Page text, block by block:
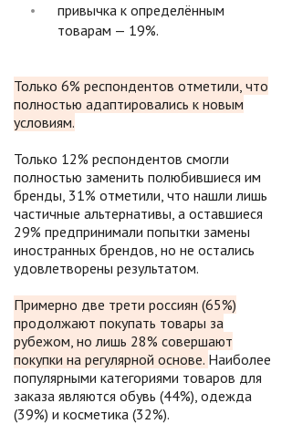
привычка к определённым
товарам — 19%.
Только 6% респондентов отметили, что
полностью адаптировались к новым
условиям.
Только 12% респондентов смогли
полностью заменить полюбившиеся им
бренды, 31% отметили, что нашли лишь
частичные альтернативы, а оставшиеся
29% предпринимали попытки замены
иностранных брендов, но не остались
удовлетворены результатом.
Примерно две трети россиян (65%)
продолжают покупать товары за
рубежом, но лишь 28% совершают
покупки на регулярной основе. Наиболее
популярными категориями товаров для
заказа являются обувь (44%), одежда
(39%) и косметика (32%).